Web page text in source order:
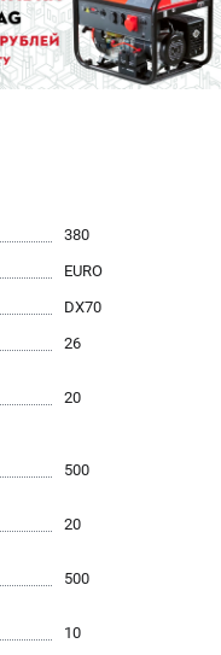
380
EURO
DX70
26
20
500
20
500
10